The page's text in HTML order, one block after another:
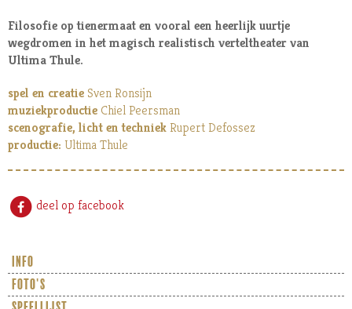
Filosofie op tienermaat en vooral een heerlijk uurtje
wegdromen in het magisch realistisch verteltheater van
Ultima Thule.
spel en creatie Sven Ronsijn
muziekproductie Chiel Peersman
scenografie, licht en techniek Rupert Defossez
productie: Ultima Thule
deel op facebook
info
foto's